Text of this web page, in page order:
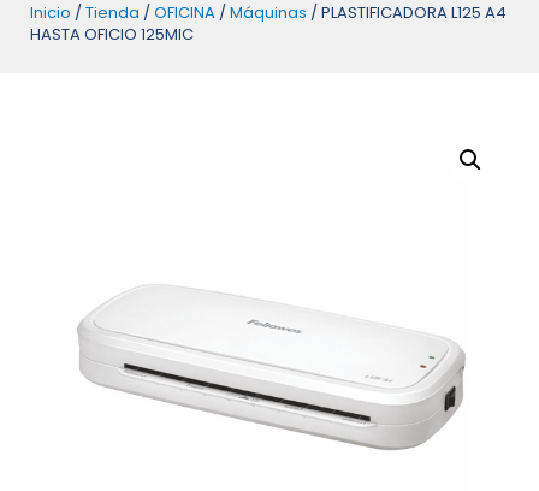
Inicio /Tienda /OFICINA /Máquinas / PLASTIFICADORA L125 A4
HASTA OFICIO 125MIC